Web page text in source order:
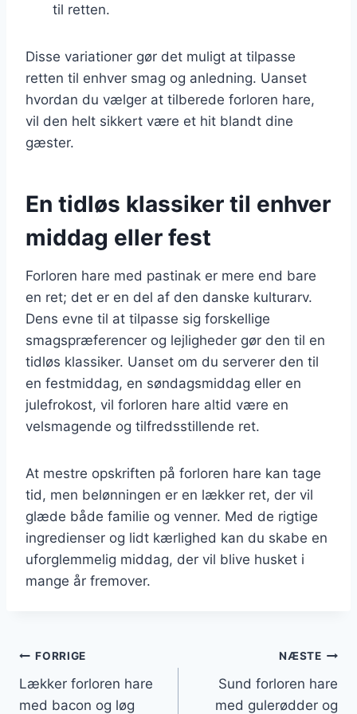
til retten.
Disse variationer gør det muligt at tilpasse
retten til enhver smag og anledning. Uanset
hvordan du vælger at tilberede forloren hare,
vil den helt sikkert være et hit blandt dine
gæster.
En tidløs klassiker til enhver
middag eller fest
Forloren hare med pastinak er mere end bare
en ret; det er en del af den danske kulturarv.
Dens evne til at tilpasse sig forskellige
smagspræferencer og lejligheder gør den til en
tidløs klassiker. Uanset om du serverer den til
en festmiddag, en søndagsmiddag eller en
julefrokost, vil forloren hare altid være en
velsmagende og tilfredsstillende ret.
At mestre opskriften på forloren hare kan tage
tid, men belønningen er en lækker ret, der vil
glæde både familie og venner. Med de rigtige
ingredienser og lidt kærlighed kan du skabe en
uforglemmelig middag, der vil blive husket i
mange år fremover.
Indlægsnavigation
FORRIGE
Lækker forloren hare
med bacon og løg
NÆSTE
Sund forloren hare
med gulerødder og